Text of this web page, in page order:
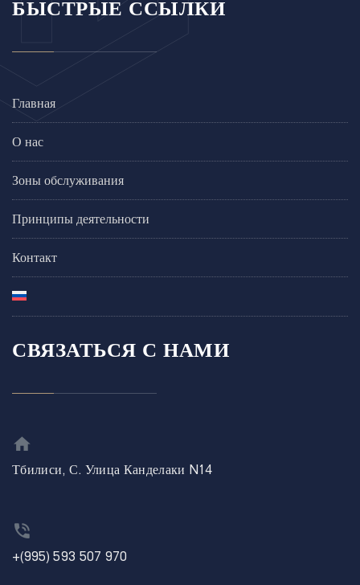
БЫСТРЫЕ ССЫЛКИ
Главная
О нас
Зоны обслуживания
Принципы деятельности
Контакт
СВЯЗАТЬСЯ С НАМИ
Тбилиси, С. Улица Канделаки N14
+(995) 593 507 970